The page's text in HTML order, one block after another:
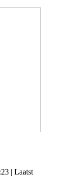
| Laatst